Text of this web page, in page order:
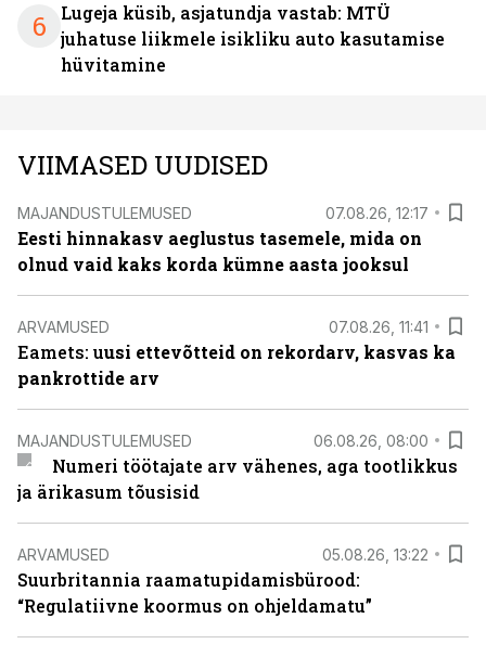
6
Lugeja küsib, asjatundja vastab: MTÜ
juhatuse liikmele isikliku auto kasutamise
hüvitamine
VIIMASED UUDISED
MAJANDUSTULEMUSED 07.08.26, 12:17
Eesti hinnakasv aeglustus tasemele, mida on
olnud vaid kaks korda kümne aasta jooksul
ARVAMUSED 07.08.26, 11:41
Eamets: uusi ettevõtteid on rekordarv, kasvas ka
pankrottide arv
MAJANDUSTULEMUSED 06.08.26, 08:00
Numeri töötajate arv vähenes, aga tootlikkus
ja ärikasum tõusisid
ARVAMUSED 05.08.26, 13:22
Suurbritannia raamatupidamisbürood:
“Regulatiivne koormus on ohjeldamatu”